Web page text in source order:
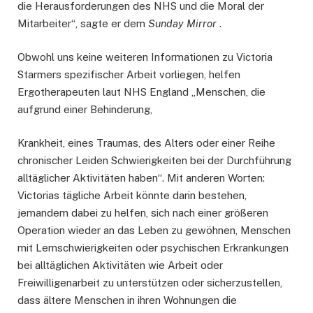
die Herausforderungen des NHS und die Moral der
Mitarbeiter“, sagte er dem Sunday Mirror .
Obwohl uns keine weiteren Informationen zu Victoria
Starmers spezifischer Arbeit vorliegen, helfen
Ergotherapeuten laut NHS England „Menschen, die
aufgrund einer Behinderung,
Krankheit, eines Traumas, des Alters oder einer Reihe
chronischer Leiden Schwierigkeiten bei der Durchführung
alltäglicher Aktivitäten haben“. Mit anderen Worten:
Victorias tägliche Arbeit könnte darin bestehen,
jemandem dabei zu helfen, sich nach einer größeren
Operation wieder an das Leben zu gewöhnen, Menschen
mit Lernschwierigkeiten oder psychischen Erkrankungen
bei alltäglichen Aktivitäten wie Arbeit oder
Freiwilligenarbeit zu unterstützen oder sicherzustellen,
dass ältere Menschen in ihren Wohnungen die